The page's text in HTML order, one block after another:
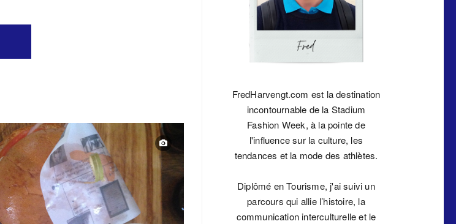
FredHarvengt.com est la destination
incontournable de la Stadium
Fashion Week, à la pointe de
l'influence sur la culture, les
tendances et la mode des athlètes.
Diplômé en Tourisme, j'ai suivi un
parcours qui allie l’histoire, la
communication interculturelle et le